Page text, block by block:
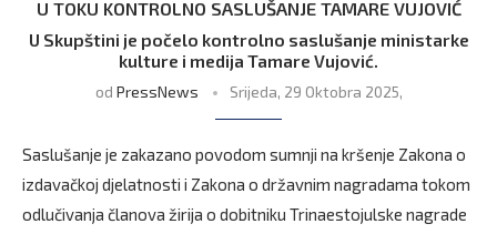
U TOKU KONTROLNO SASLUŠANJE TAMARE VUJOVIĆ
U Skupštini je počelo kontrolno saslušanje ministarke
kulture i medija Tamare Vujović.
od PressNews Srijeda, 29 Oktobra 2025,
Saslušanje je zakazano povodom sumnji na kršenje Zakona o
izdavačkoj djelatnosti i Zakona o državnim nagradama tokom
odlučivanja članova žirija o dobitniku Trinaestojulske nagrade